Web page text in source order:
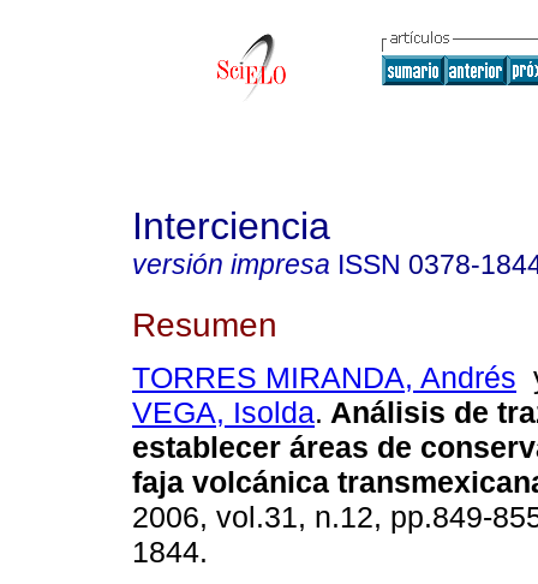
Interciencia
versión impresa ISSN 0378-
Resumen
TORRES MIRANDA, Andrés
VEGA, Isolda. Análisis de
establecer áreas de
faja volcánica
2006, vol.31, n.12, pp.849-
1844.